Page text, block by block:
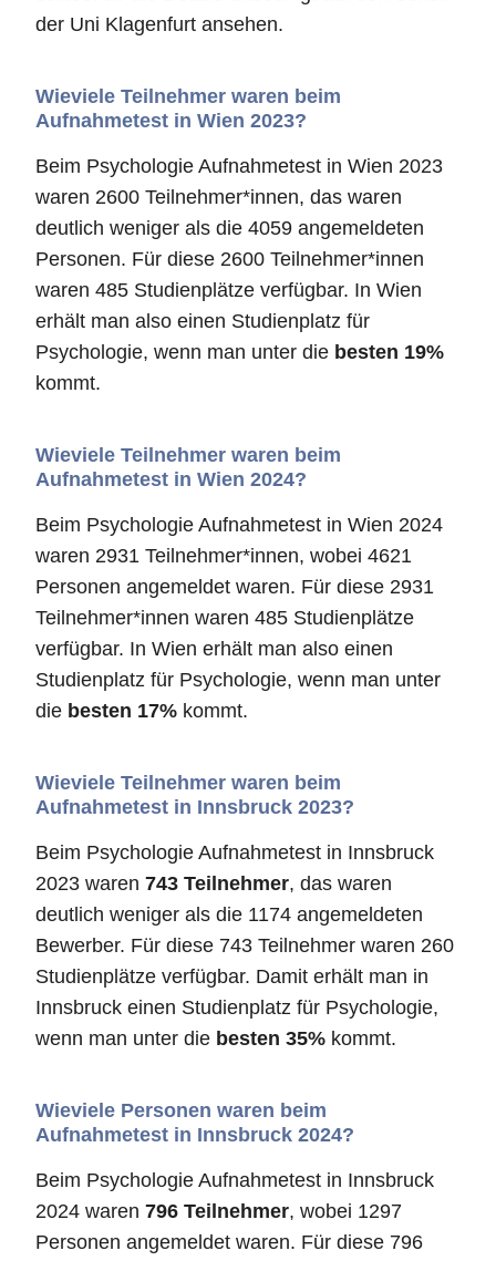
der Uni Klagenfurt ansehen.
Wieviele Teilnehmer waren beim
Aufnahmetest in Wien 2023?
Beim Psychologie Aufnahmetest in Wien 2023
waren 2600 Teilnehmer*innen, das waren
deutlich weniger als die 4059 angemeldeten
Personen. Für diese 2600 Teilnehmer*innen
waren 485 Studienplätze verfügbar. In Wien
erhält man also einen Studienplatz für
Psychologie, wenn man unter die besten 19%
kommt.
Wieviele Teilnehmer waren beim
Aufnahmetest in Wien 2024?
Beim Psychologie Aufnahmetest in Wien 2024
waren 2931 Teilnehmer*innen, wobei 4621
Personen angemeldet waren. Für diese 2931
Teilnehmer*innen waren 485 Studienplätze
verfügbar. In Wien erhält man also einen
Studienplatz für Psychologie, wenn man unter
die besten 17% kommt.
Wieviele Teilnehmer waren beim
Aufnahmetest in Innsbruck 2023?
Beim Psychologie Aufnahmetest in Innsbruck
2023 waren 743 Teilnehmer, das waren
deutlich weniger als die 1174 angemeldeten
Bewerber. Für diese 743 Teilnehmer waren 260
Studienplätze verfügbar. Damit erhält man in
Innsbruck einen Studienplatz für Psychologie,
wenn man unter die besten 35% kommt.
Wieviele Personen waren beim
Aufnahmetest in Innsbruck 2024?
Beim Psychologie Aufnahmetest in Innsbruck
2024 waren 796 Teilnehmer, wobei 1297
Personen angemeldet waren. Für diese 796